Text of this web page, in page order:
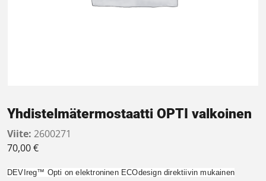
Yhdistelmätermostaatti OPTI valkoinen
Viite: 2600271
70,00€
DEVIreg™ Opti on elektroninen ECOdesign direktiivin mukainen